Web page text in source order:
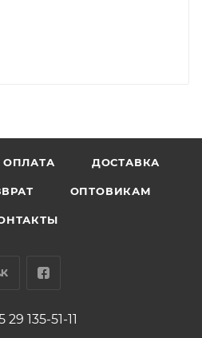
ОПЛАТА ДОСТАВКА
ОПТОВИКАМ
29 135-51-11